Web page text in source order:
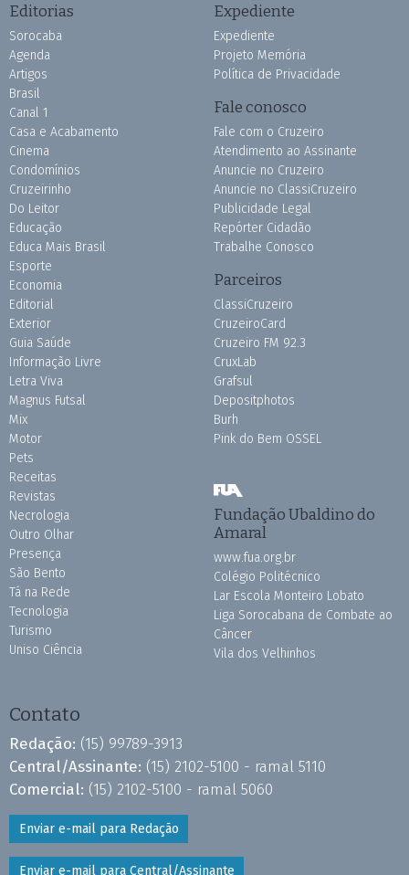
Editorias
Sorocaba
Agenda
Artigos
Brasil
Canal 1
Casa e Acabamento
Cinema
Condomínios
Cruzeirinho
Do Leitor
Educação
Educa Mais Brasil
Esporte
Economia
Editorial
Exterior
Guia Saúde
Informação Livre
Letra Viva
Magnus Futsal
Mix
Motor
Pets
Receitas
Revistas
Necrologia
Outro Olhar
Presença
São Bento
Tá na Rede
Tecnologia
Turismo
Uniso Ciência
Expediente
Expediente
Projeto Memória
Política de Privacidade
Fale conosco
Fale com o Cruzeiro
Atendimento ao Assinante
Anuncie no Cruzeiro
Anuncie no ClassiCruzeiro
Publicidade Legal
Repórter Cidadão
Trabalhe Conosco
Parceiros
ClassiCruzeiro
CruzeiroCard
Cruzeiro FM 92.3
CruxLab
Grafsul
Depositphotos
Burh
Pink do Bem OSSEL
Fundação Ubaldino do
Amaral
www.fua.org.br
Colégio Politécnico
Lar Escola Monteiro Lobato
Liga Sorocabana de Combate ao
Câncer
Vila dos Velhinhos
Contato
Redação: (15) 99789-3913
Central/Assinante: (15) 2102-5100 - ramal 5110
Comercial: (15) 2102-5100 - ramal 5060
Enviar e-mail para Redação
Enviar e-mail para Central/Assinante